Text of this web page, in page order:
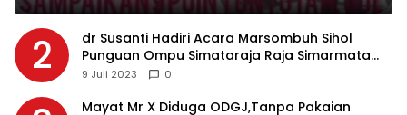
2
dr Susanti Hadiri Acara Marsombuh Sihol
Punguan Ompu Simataraja Raja Simarmata
Dohot Boruna Kota Siantar
9 Juli 2023 0
Mayat Mr X Diduga ODGJ,Tanpa Pakaian